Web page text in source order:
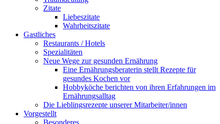
Zitate
Liebeszitate
Wahrheitszitate
Gastliches
Restaurants / Hotels
Spezialitäten
Neue Wege zur gesunden Ernährung
Eine Ernährungsberaterin stellt Rezepte für
gesundes Kochen vor
Hobbyköche berichten von ihren Erfahrungen im
Ernährungsalltag
Die Lieblingsrezepte unserer Mitarbeiter/innen
Vorgestellt
Besonderes